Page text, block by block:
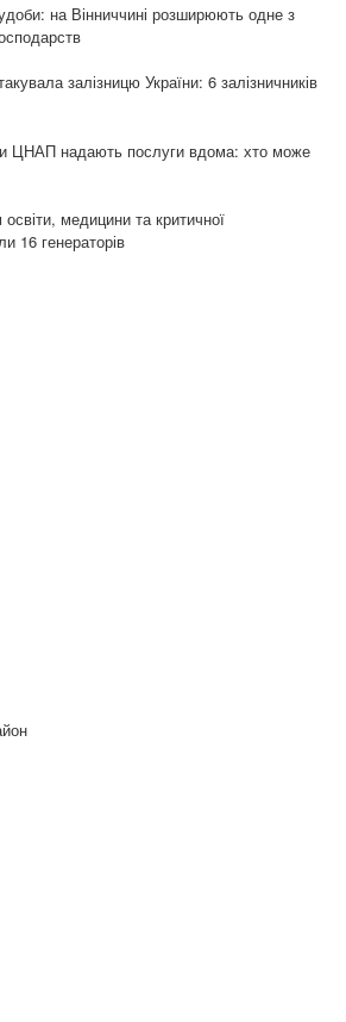
на Вінниччині розширюють одне з
залізницю України: 6 залізничників
ЦНАП надають послуги вдома: хто може
медицини та критичної
16 генераторів